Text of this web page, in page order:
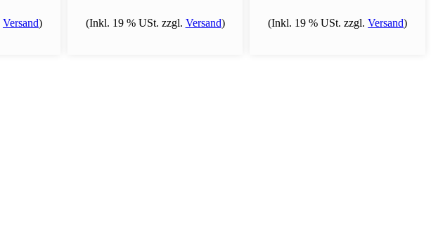
Versand) (Inkl. 19 % USt. zzgl. Versand) (Inkl. 19 % USt. zzgl.Versand)